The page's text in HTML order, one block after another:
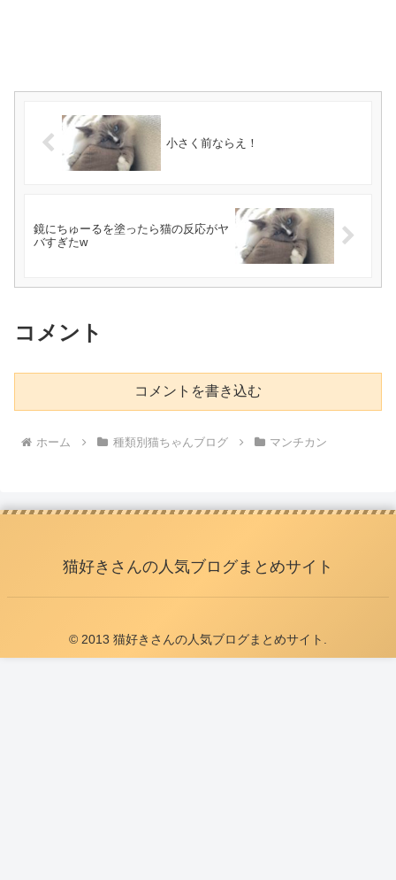
小さく前ならえ！
鏡にちゅーるを塗ったら猫の反応がヤ
バすぎたw
コメント
コメントを書き込む
ホーム 種類別猫ちゃんブログ マンチカン
猫好きさんの人気ブログまとめサイト
© 2013 猫好きさんの人気ブログまとめサイト.